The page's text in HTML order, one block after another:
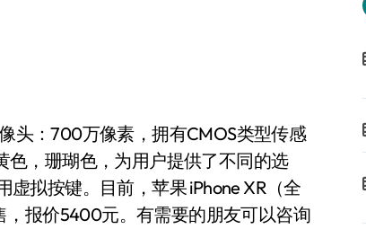
，珊瑚色，为用户提供了不同的选
虚拟按键。目前，苹果 iPhone XR（全
，报价5400元。有需要的朋友可以咨询